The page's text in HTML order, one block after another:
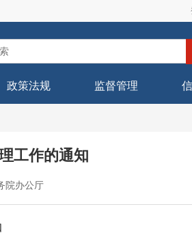
政策法规 监督管理
工作的通知
院办公厅